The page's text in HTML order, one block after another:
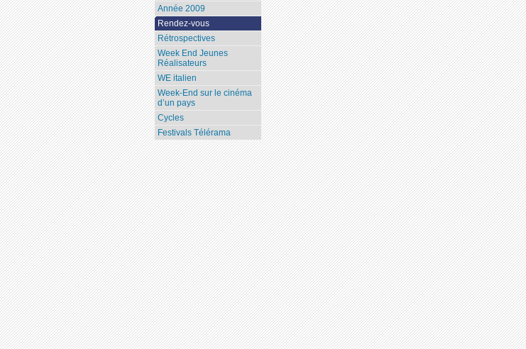
Année 2009
Rendez-vous
Rétrospectives
Week End Jeunes
Réalisateurs
WE italien
Week-End sur le cinéma
d’un pays
Cycles
Festivals Télérama